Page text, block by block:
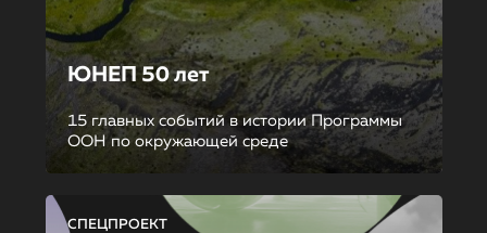
ЮНЕП 50 лет
15 главных событий в истории Программы
ООН по окружающей среде
СПЕЦПРОЕКТ